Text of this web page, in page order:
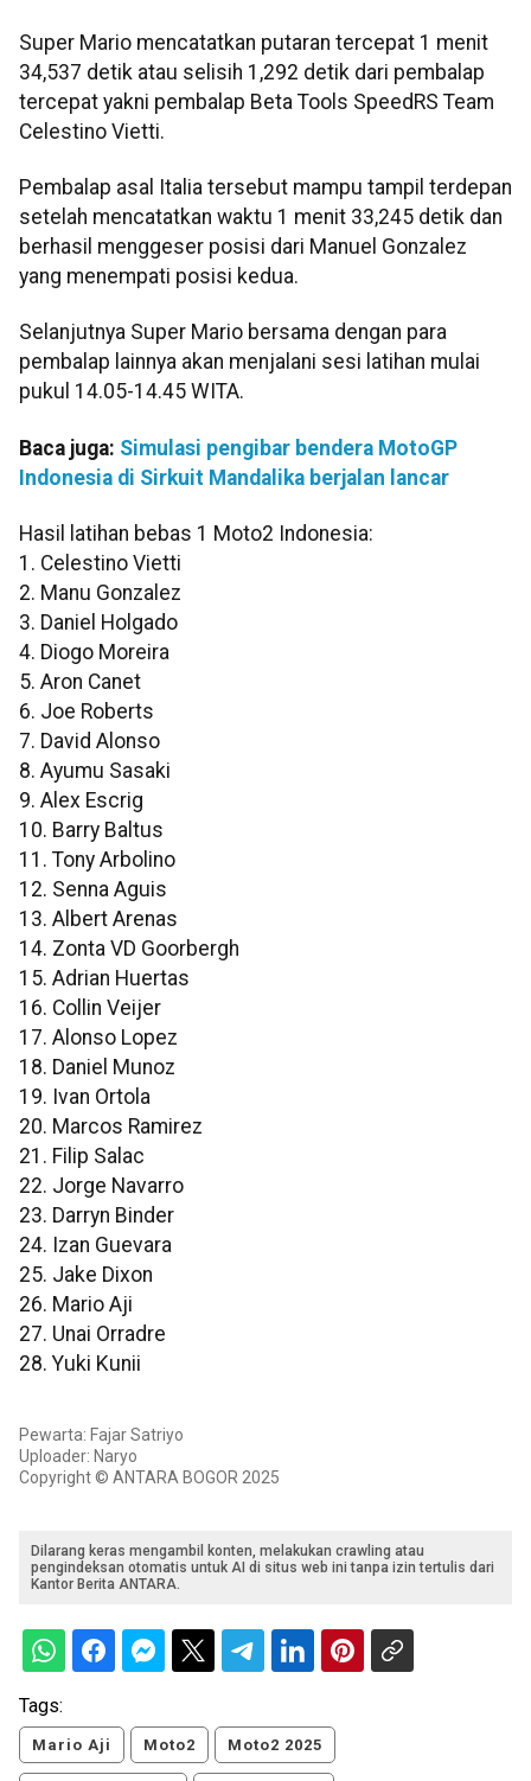
Super Mario mencatatkan putaran tercepat 1 menit
34,537 detik atau selisih 1,292 detik dari pembalap
tercepat yakni pembalap Beta Tools SpeedRS Team
Celestino Vietti.
Pembalap asal Italia tersebut mampu tampil terdepan
setelah mencatatkan waktu 1 menit 33,245 detik dan
berhasil menggeser posisi dari Manuel Gonzalez
yang menempati posisi kedua.
Selanjutnya Super Mario bersama dengan para
pembalap lainnya akan menjalani sesi latihan mulai
pukul 14.05-14.45 WITA.
Baca juga: Simulasi pengibar bendera MotoGP
Indonesia di Sirkuit Mandalika berjalan lancar
Hasil latihan bebas 1 Moto2 Indonesia:
1. Celestino Vietti
2. Manu Gonzalez
3. Daniel Holgado
4. Diogo Moreira
5. Aron Canet
6. Joe Roberts
7. David Alonso
8. Ayumu Sasaki
9. Alex Escrig
10. Barry Baltus
11. Tony Arbolino
12. Senna Aguis
13. Albert Arenas
14. Zonta VD Goorbergh
15. Adrian Huertas
16. Collin Veijer
17. Alonso Lopez
18. Daniel Munoz
19. Ivan Ortola
20. Marcos Ramirez
21. Filip Salac
22. Jorge Navarro
23. Darryn Binder
24. Izan Guevara
25. Jake Dixon
26. Mario Aji
27. Unai Orradre
28. Yuki Kunii
Pewarta: Fajar Satriyo
Uploader: Naryo
Copyright © ANTARA BOGOR 2025
Dilarang keras mengambil konten, melakukan crawling atau
pengindeksan otomatis untuk AI di situs web ini tanpa izin tertulis dari
Kantor Berita ANTARA.
Tags:
Mario Aji Moto2 Moto2 2025